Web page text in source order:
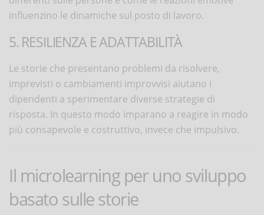
influenzino le dinamiche sul posto di lavoro.
5. RESILIENZA E ADATTABILITÀ
Le storie che presentano problemi da risolvere,
imprevisti o cambiamenti improvvisi aiutano i
dipendenti a sperimentare diverse strategie di
risposta. In questo modo imparano a reagire in modo
più consapevole e costruttivo, invece che impulsivo.
Il microlearning per uno sviluppo
basato sulle storie